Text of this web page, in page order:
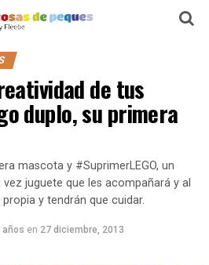
de tus
duplo, su primera
mascota y #SuprimerLEGO, un
juguete que les acompañará y al
y tendrán que cuidar.
años en 27 diciembre, 2013